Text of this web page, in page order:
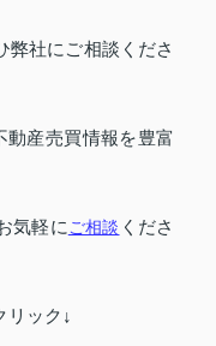
弊社にご相談くださ
動産売買情報を豊富
気軽に ご相談 くださ
リック↓